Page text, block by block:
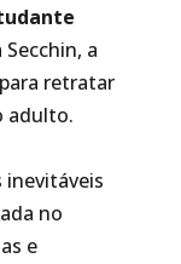
a
retratar
adulto.
inevitáveis
no
e